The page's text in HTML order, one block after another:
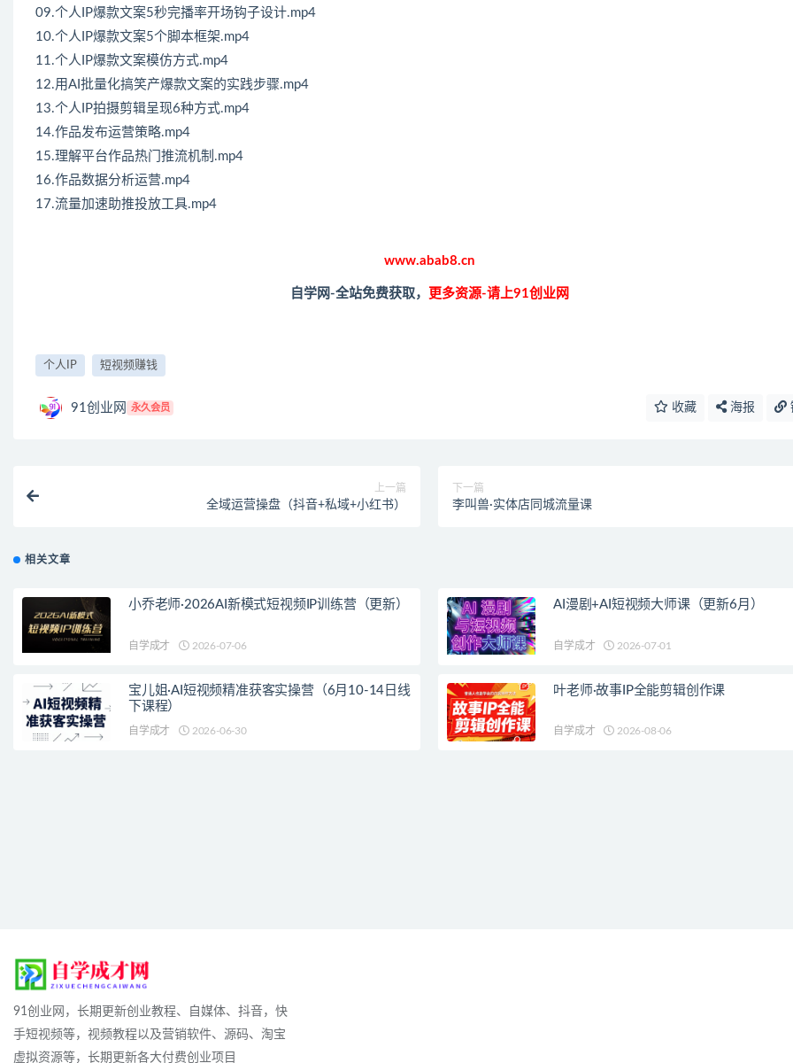
09.个人IP爆款文案5秒完播率开场钩子设计.mp4
10.个人IP爆款文案5个脚本框架.mp4
11.个人IP爆款文案模仿方式.mp4
12.用AI批量化搞笑产爆款文案的实践步骤.mp4
13.个人IP拍摄剪辑呈现6种方式.mp4
14.作品发布运营策略.mp4
15.理解平台作品热门推流机制.mp4
16.作品数据分析运营.mp4
17.流量加速助推投放工具.mp4
www.abab8.cn
自学网-全站免费获取， 更多资源-请上91创业网
个人IP 短视频赚钱
91创业网 永久会员 收藏 海报
上一篇
全域运营操盘（抖音+私域+小红书）
下一篇
李叫兽·实体店同城流量课
相关文章
小乔老师·2026AI新模式短视频IP训练营（更新）
自学成才 2026-07-06
AI漫剧+AI短视频大师课（更新6月）
自学成才 2026-07-01
宝儿姐·AI短视频精准获客实操营（6月10-14日线
下课程）
自学成才 2026-06-30
叶老师·故事IP全能剪辑创作课
自学成才 2026-08-06
91创业网，长期更新创业教程、自媒体、抖音，快
手短视频等，视频教程以及营销软件、源码、淘宝
虚拟资源等，长期更新各大付费创业项目